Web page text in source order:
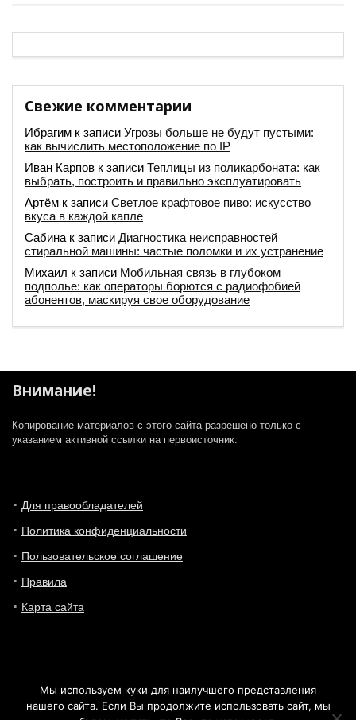
Свежие комментарии
Ибрагим к записи Угрозы больше не будут пустыми:
как вычислить местоположение по IP
Иван Карпов к записи Теплицы из поликарбоната: как
выбрать, построить и правильно эксплуатировать
Артём к записи Светлое крафтовое пиво: искусство
вкуса в каждой капле
Сабина к записи Диагностика неисправностей
стиральной машины: частые поломки и их устранение
Михаил к записи Мобильная связь в глубоком
подполье: как операторы борются с радиофобией
абонентов, маскируя свое оборудование
Внимание!
Копирование материалов с этого сайта разрешено только с
указанием активной ссылки на первоисточник.
Для правообладателей
Политика конфиденциальности
Пользовательское соглашение
Правила
Карта сайта
© 2016 - 2019 ProUmnyjDom.ru - Сайт про современные
Мы используем куки для наилучшего представления
нашего сайта. Если Вы продолжите использовать сайт, мы